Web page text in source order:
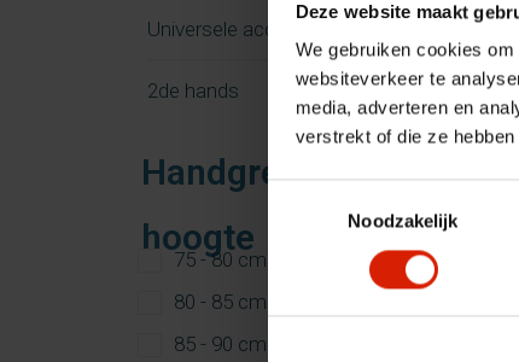
Deze website maakt
We gebruiken cookies
websiteverkeer te
media, adverteren en
verstrekt of die ze
Noodzakelijk
Universele accessoires
2de hands
Handgreep
hoogte
75 - 80 cm
80 - 85 cm
85 - 90 cm